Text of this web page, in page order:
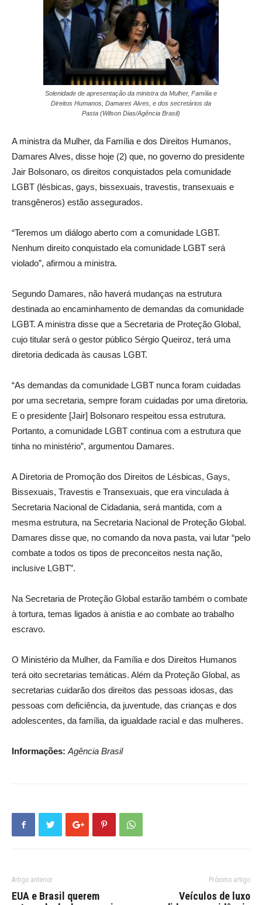
Solenidade de apresentação da ministra da Mulher, Família e
Direitos Humanos, Damares Alves, e dos secretários da
Pasta (Wilson Dias/Agência Brasil)
A ministra da Mulher, da Família e dos Direitos Humanos,
Damares Alves, disse hoje (2) que, no governo do presidente
Jair Bolsonaro, os direitos conquistados pela comunidade
LGBT (lésbicas, gays, bissexuais, travestis, transexuais e
transgêneros) estão assegurados.
“Teremos um diálogo aberto com a comunidade LGBT.
Nenhum direito conquistado ela comunidade LGBT será
violado”, afirmou a ministra.
Segundo Damares, não haverá mudanças na estrutura
destinada ao encaminhamento de demandas da comunidade
LGBT. A ministra disse que a Secretaria de Proteção Global,
cujo titular será o gestor público Sérgio Queiroz, terá uma
diretoria dedicada às causas LGBT.
“As demandas da comunidade LGBT nunca foram cuidadas
por uma secretaria, sempre foram cuidadas por uma diretoria.
E o presidente [Jair] Bolsonaro respeitou essa estrutura.
Portanto, a comunidade LGBT continua com a estrutura que
tinha no ministério”, argumentou Damares.
A Diretoria de Promoção dos Direitos de Lésbicas, Gays,
Bissexuais, Travestis e Transexuais, que era vinculada à
Secretaria Nacional de Cidadania, será mantida, com a
mesma estrutura, na Secretaria Nacional de Proteção Global.
Damares disse que, no comando da nova pasta, vai lutar “pelo
combate a todos os tipos de preconceitos nesta nação,
inclusive LGBT”.
Na Secretaria de Proteção Global estarão também o combate
à tortura, temas ligados à anistia e ao combate ao trabalho
escravo.
O Ministério da Mulher, da Família e dos Direitos Humanos
terá oito secretarias temáticas. Além da Proteção Global, as
secretarias cuidarão dos direitos das pessoas idosas, das
pessoas com deficiência, da juventude, das crianças e dos
adolescentes, da família, da igualdade racial e das mulheres.
Informações: Agência Brasil
Artigo anterior
EUA e Brasil querem
Próximo artigo
Veículos de luxo